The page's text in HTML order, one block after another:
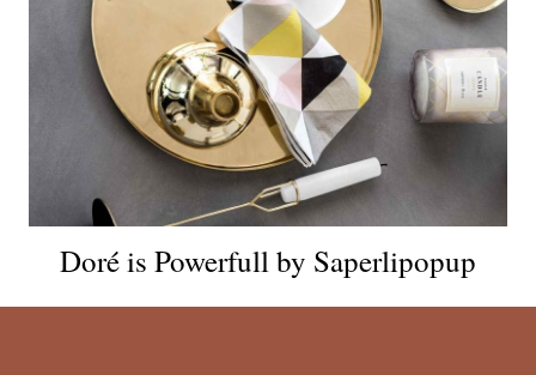
Doré is Powerfull by Saperlipopup